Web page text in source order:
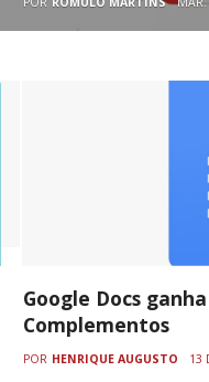
Google Docs
Complementos
POR HENRIQUE AUGUSTO 13